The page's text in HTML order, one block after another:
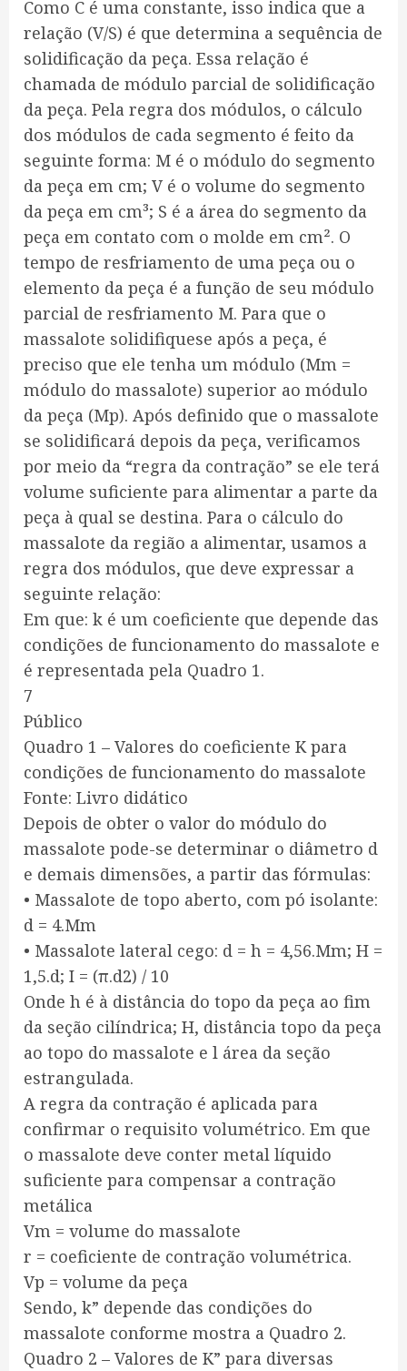
Como C é uma constante, isso indica que a
relação (V/S) é que determina a sequência de
solidificação da peça. Essa relação é
chamada de módulo parcial de solidificação
da peça. Pela regra dos módulos, o cálculo
dos módulos de cada segmento é feito da
seguinte forma: M é o módulo do segmento
da peça em cm; V é o volume do segmento
da peça em cm³; S é a área do segmento da
peça em contato com o molde em cm². O
tempo de resfriamento de uma peça ou o
elemento da peça é a função de seu módulo
parcial de resfriamento M. Para que o
massalote solidifiquese após a peça, é
preciso que ele tenha um módulo (Mm =
módulo do massalote) superior ao módulo
da peça (Mp). Após definido que o massalote
se solidificará depois da peça, verificamos
por meio da “regra da contração” se ele terá
volume suficiente para alimentar a parte da
peça à qual se destina. Para o cálculo do
massalote da região a alimentar, usamos a
regra dos módulos, que deve expressar a
seguinte relação:
Em que: k é um coeficiente que depende das
condições de funcionamento do massalote e
é representada pela Quadro 1.
7
Público
Quadro 1 – Valores do coeficiente K para
condições de funcionamento do massalote
Fonte: Livro didático
Depois de obter o valor do módulo do
massalote pode-se determinar o diâmetro d
e demais dimensões, a partir das fórmulas:
• Massalote de topo aberto, com pó isolante:
d = 4.Mm
• Massalote lateral cego: d = h = 4,56.Mm; H =
1,5.d; I = (π.d2) / 10
Onde h é à distância do topo da peça ao fim
da seção cilíndrica; H, distância topo da peça
ao topo do massalote e l área da seção
estrangulada.
A regra da contração é aplicada para
confirmar o requisito volumétrico. Em que
o massalote deve conter metal líquido
suficiente para compensar a contração
metálica
Vm = volume do massalote
r = coeficiente de contração volumétrica.
Vp = volume da peça
Sendo, k” depende das condições do
massalote conforme mostra a Quadro 2.
Quadro 2 – Valores de K” para diversas